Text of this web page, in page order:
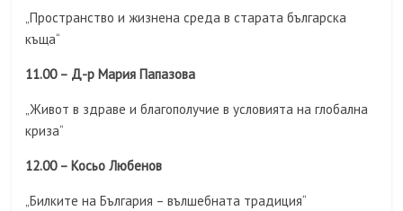
„Пространство и жизнена среда в старата българска
къща“
11.00 – Д-р Мария Папазова
„Живот в здраве и благополучие в условията на глобална
криза“
12.00 – Косьо Любенов
„Билките на България – вълшебната традиция“